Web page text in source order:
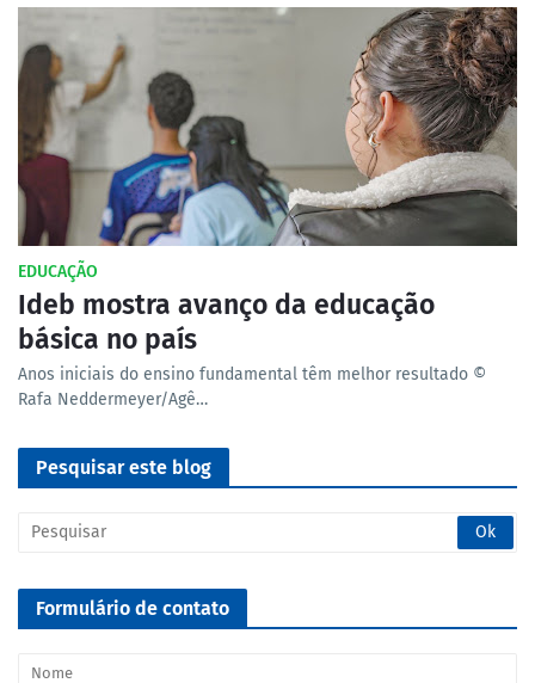
EDUCAÇÃO
Ideb mostra avanço da educação
básica no país
Anos iniciais do ensino fundamental têm melhor resultado ©
Rafa Neddermeyer/Agê…
Pesquisar este blog
Formulário de contato